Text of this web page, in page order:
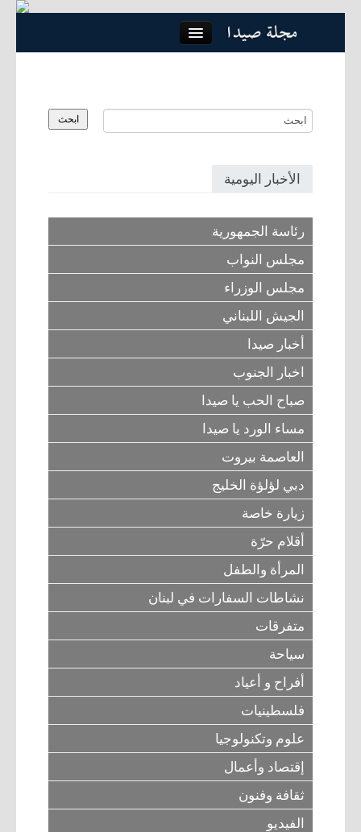
الرئيسية
الأخبار اليومية
رئاسة الجمهورية
مجلس النواب
مجلس الوزراء
الجيش اللبناني
أخبار صيدا
اخبار الجنوب
صباح الحب يا صيدا
مساء الورد يا صيدا
العاصمة بيروت
دبي لؤلؤة الخليج
زيارة خاصة
أقلام حرّة
المرأة والطفل
نشاطات السفارات في لبنان
متفرقات
سياحة
أفراح و أعياد
فلسطينيات
علوم وتكنولوجيا
إقتصاد وأعمال
ثقافة وفنون
الفيديو